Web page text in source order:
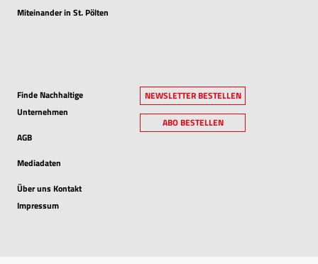
Miteinander in St. Pölten
Finde Nachhaltige
Unternehmen
AGB
Mediadaten
Über uns Kontakt
Impressum
NEWSLETTER BESTELLEN
ABO BESTELLEN